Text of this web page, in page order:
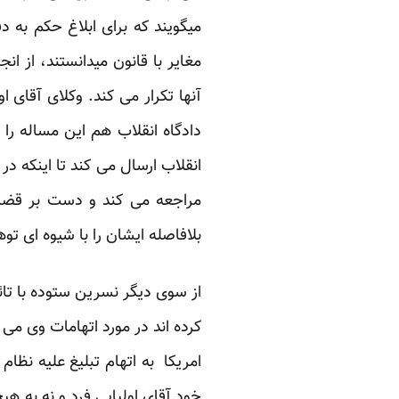
میگویند که برای ابلاغ حکم
دادگاه انقلاب هم این مساله
بلافاصله ایشان را با شیوه ای
از سوی دیگر نسرین ستوده با
کرده اند در مورد اتهامات وی